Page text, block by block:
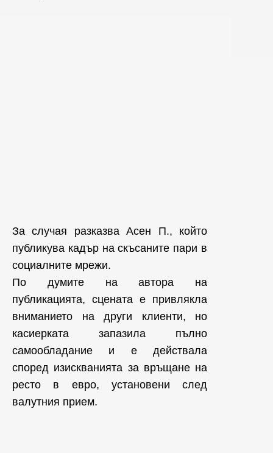
За случая разказва Асен П., който
публикува кадър на скъсаните пари в
социалните мрежи.
По думите на автора на
публикацията, сцената е привлякла
вниманието на други клиенти, но
касиерката запазила пълно
самообладание и е действала
според изискванията за връщане на
ресто в евро, установени след
валутния прием.